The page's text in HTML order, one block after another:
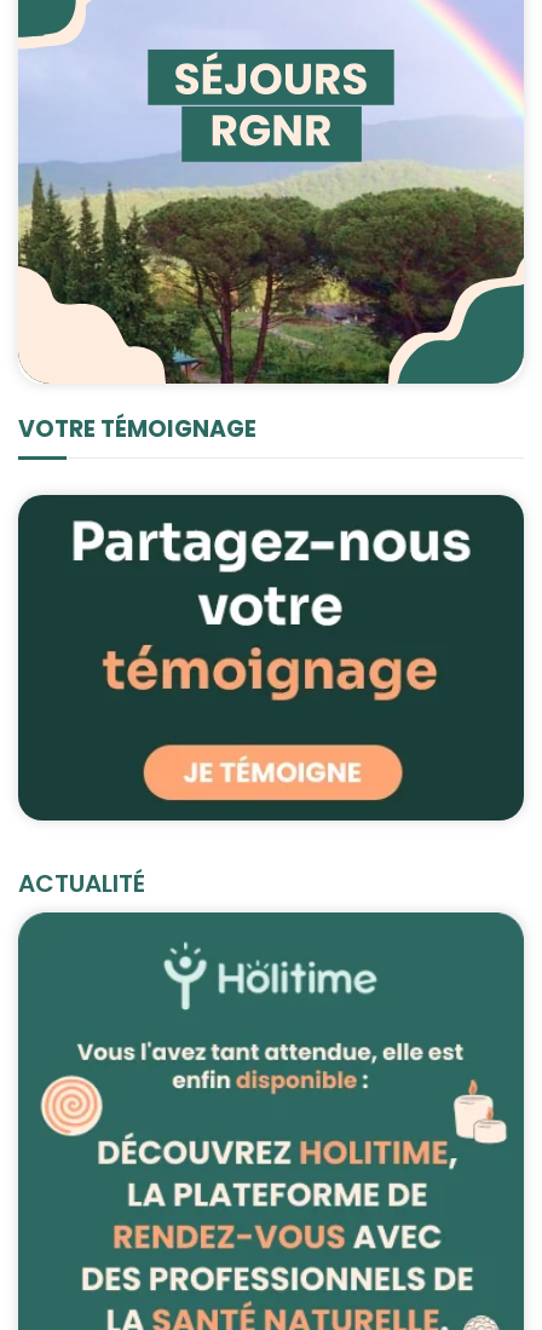
VOTRE TÉMOIGNAGE
ACTUALITÉ